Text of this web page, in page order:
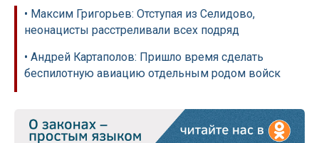
• Максим Григорьев: Отступая из Селидово,
неонацисты расстреливали всех подряд
• Андрей Картаполов: Пришло время сделать
беспилотную авиацию отдельным родом войск